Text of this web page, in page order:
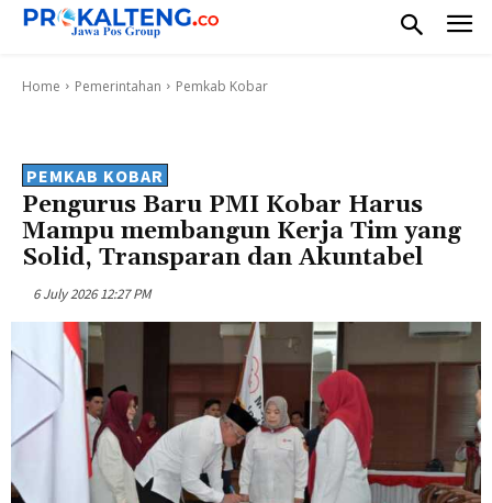
Home Pemerintahan Pemkab Kobar
PEMKAB KOBAR
Pengurus Baru PMI Kobar Harus
Mampu membangun Kerja Tim yang
Solid, Transparan dan Akuntabel
6 July 2026 12:27 PM